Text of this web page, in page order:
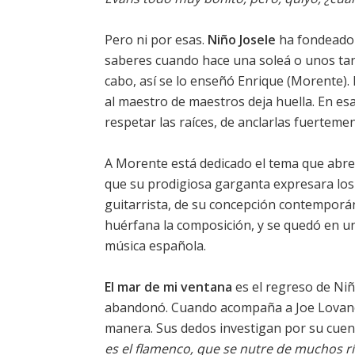
Pero ni por esas. Niño Josele ha
saberes cuando hace una soleá o unos
cabo, así se lo enseñó Enrique
al maestro de maestros deja huella. En
respetar las raíces, de anclarlas
A Morente está dedicado el tema que
que su prodigiosa garganta expresara
guitarrista, de su concepción
huérfana la composición, y se quedó en
música española.
El mar de mi ventana es el regreso de
abandonó. Cuando acompaña a Joe
manera. Sus dedos investigan por su
es el flamenco, que se nutre de muchos